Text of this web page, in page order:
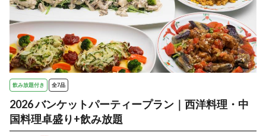
飲み放題付き 全7品
2026 バンケットパーティープラン｜西洋料理・中
国料理卓盛り+飲み放題